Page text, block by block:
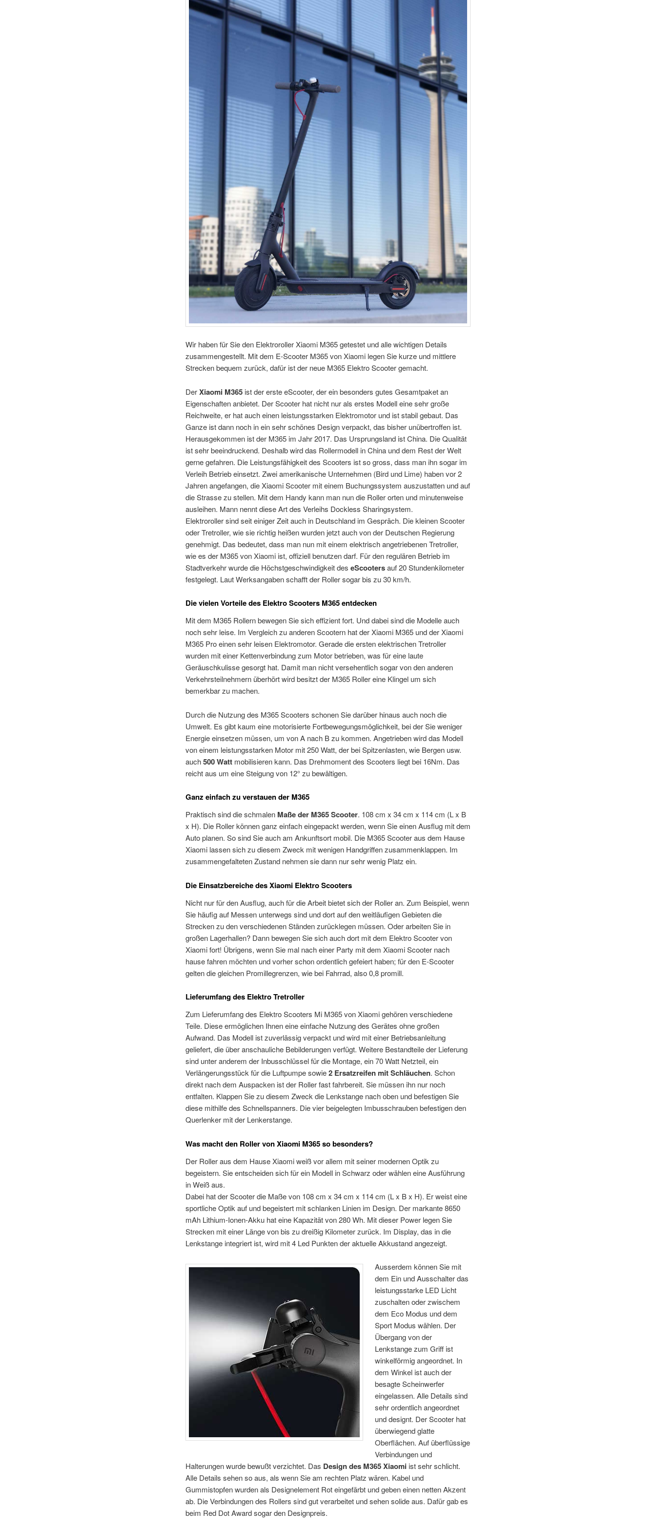
Wir haben für Sie den Elektroroller Xiaomi M365 getestet und alle wichtigen Details
zusammengestellt. Mit dem E-Scooter M365 von Xiaomi legen Sie kurze und mittlere
Strecken bequem zurück, dafür ist der neue M365 Elektro Scooter gemacht.
DerXiaomi M365ist der erste eScooter, der ein besonders gutes Gesamtpaket an
Eigenschaften anbietet. Der Scooter hat nicht nur als erstes Modell eine sehr große
Reichweite, er hat auch einen leistungsstarken Elektromotor und ist stabil gebaut. Das
Ganze ist dann noch in ein sehr schönes Design verpackt, das bisher unübertroffen ist.
Herausgekommen ist der M365 im Jahr 2017. Das Ursprungsland ist China. Die Qualität
ist sehr beeindruckend. Deshalb wird das Rollermodell in China und dem Rest der Welt
gerne gefahren. Die Leistungsfähigkeit des Scooters ist so gross, dass man ihn sogar im
Verleih Betrieb einsetzt. Zwei amerikanische Unternehmen (Bird und Lime) haben vor 2
Jahren angefangen, die Xiaomi Scooter mit einem Buchungssystem auszustatten und auf
die Strasse zu stellen. Mit dem Handy kann man nun die Roller orten und minutenweise
ausleihen. Mann nennt diese Art des Verleihs Dockless Sharingsystem.
Elektroroller sind seit einiger Zeit auch in Deutschland im Gespräch. Die kleinen Scooter
oder Tretroller, wie sie richtig heißen wurden jetzt auch von der Deutschen Regierung
genehmigt. Das bedeutet, dass man nun mit einem elektrisch angetriebenen Tretroller,
wie es der M365 von Xiaomi ist, offiziell benutzen darf. Für den regulären Betrieb im
Stadtverkehr wurde die Höchstgeschwindigkeit des eScootersauf 20 Stundenkilometer
festgelegt. Laut Werksangaben schafft der Roller sogar bis zu 30 km/h.
Die vielen Vorteile des Elektro Scooters M365 entdecken
Mit dem M365 Rollern bewegen Sie sich effizient fort. Und dabei sind die Modelle auch
noch sehr leise. Im Vergleich zu anderen Scootern hat der Xiaomi M365 und der Xiaomi
M365 Pro einen sehr leisen Elektromotor. Gerade die ersten elektrischen Tretroller
wurden mit einer Kettenverbindung zum Motor betrieben, was für eine laute
Geräuschkulisse gesorgt hat. Damit man nicht versehentlich sogar von den anderen
Verkehrsteilnehmern überhört wird besitzt der M365 Roller eine Klingel um sich
bemerkbar zu machen.
Durch die Nutzung des M365 Scooters schonen Sie darüber hinaus auch noch die
Umwelt. Es gibt kaum eine motorisierte Fortbewegungsmöglichkeit, bei der Sie weniger
Energie einsetzen müssen, um von A nach B zu kommen. Angetrieben wird das Modell
von einem leistungsstarken Motor mit 250 Watt, der bei Spitzenlasten, wie Bergen usw.
auch500 Wattmobilisieren kann. Das Drehmoment des Scooters liegt bei 16Nm. Das
reicht aus um eine Steigung von 12° zu bewältigen.
Ganz einfach zu verstauen der M365
Praktisch sind die schmalen Maße der M365 Scooter. 108 cm x 34 cm x 114 cm (L x B
x H). Die Roller können ganz einfach eingepackt werden, wenn Sie einen Ausflug mit dem
Auto planen. So sind Sie auch am Ankunftsort mobil. Die M365 Scooter aus dem Hause
Xiaomi lassen sich zu diesem Zweck mit wenigen Handgriffen zusammenklappen. Im
zusammengefalteten Zustand nehmen sie dann nur sehr wenig Platz ein.
Die Einsatzbereiche des Xiaomi Elektro Scooters
Nicht nur für den Ausflug, auch für die Arbeit bietet sich der Roller an. Zum Beispiel, wenn
Sie häufig auf Messen unterwegs sind und dort auf den weitläufigen Gebieten die
Strecken zu den verschiedenen Ständen zurücklegen müssen. Oder arbeiten Sie in
großen Lagerhallen? Dann bewegen Sie sich auch dort mit dem Elektro Scooter von
Xiaomi fort! Übrigens, wenn Sie mal nach einer Party mit dem Xiaomi Scooter nach
hause fahren möchten und vorher schon ordentlich gefeiert haben; für den E-Scooter
gelten die gleichen Promillegrenzen, wie bei Fahrrad, also 0,8 promill.
Lieferumfang des Elektro Tretroller
Zum Lieferumfang des Elektro Scooters Mi M365 von Xiaomi gehören verschiedene
Teile. Diese ermöglichen Ihnen eine einfache Nutzung des Gerätes ohne großen
Aufwand. Das Modell ist zuverlässig verpackt und wird mit einer Betriebsanleitung
geliefert, die über anschauliche Bebilderungen verfügt. Weitere Bestandteile der Lieferung
sind unter anderem der Inbusschlüssel für die Montage, ein 70 Watt Netzteil, ein
Verlängerungsstück für die Luftpumpe sowie2 Ersatzreifen mit Schläuchen. Schon
direkt nach dem Auspacken ist der Roller fast fahrbereit. Sie müssen ihn nur noch
entfalten. Klappen Sie zu diesem Zweck die Lenkstange nach oben und befestigen Sie
diese mithilfe des Schnellspanners. Die vier beigelegten Imbusschrauben befestigen den
Querlenker mit der Lenkerstange.
Was macht den Roller von Xiaomi M365 so besonders?
Der Roller aus dem Hause Xiaomi weiß vor allem mit seiner modernen Optik zu
begeistern. Sie entscheiden sich für ein Modell in Schwarz oder wählen eine Ausführung
in Weiß aus.
Dabei hat der Scooter die Maße von 108 cm x 34 cm x 114 cm (L x B x H). Er weist eine
sportliche Optik auf und begeistert mit schlanken Linien im Design. Der markante 8650
mAh Lithium-Ionen-Akku hat eine Kapazität von 280 Wh. Mit dieser Power legen Sie
Strecken mit einer Länge von bis zu dreißig Kilometer zurück. Im Display, das in die
Lenkstange integriert ist, wird mit 4 Led Punkten der aktuelle Akkustand angezeigt.
Ausserdem können Sie mit
dem Ein und Ausschalter das
leistungsstarke LED Licht
zuschalten oder zwischem
dem Eco Modus und dem
Sport Modus wählen. Der
Übergang von der
Lenkstange zum Griff ist
winkelförmig angeordnet. In
dem Winkel ist auch der
besagte Scheinwerfer
eingelassen. Alle Details sind
sehr ordentlich angeordnet
und designt. Der Scooter hat
überwiegend glatte
Oberflächen. Auf überflüssige
Verbindungen und
Halterungen wurde bewußt verzichtet. Das Design des M365 Xiaomiist sehr schlicht.
Alle Details sehen so aus, als wenn Sie am rechten Platz wären. Kabel und
Gummistopfen wurden als Designelement Rot eingefärbt und geben einen netten Akzent
ab. Die Verbindungen des Rollers sind gut verarbeitet und sehen solide aus. Dafür gab es
beim Red Dot Award sogar den Designpreis.